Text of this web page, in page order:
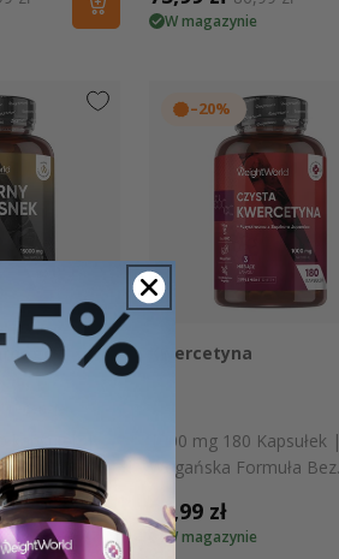
promocyjnaregularna
W magazynie
podgląd
jakości
–20%
Szybki podgląd
Kwercetyna
1000 mg 180 Kapsułek |
Wegańska Formuła Bez
Cena
regularna
21,99 zł
W magazynie